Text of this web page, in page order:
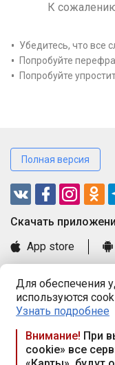
Для обеспечения
используются
Узнать подробнее
Внимание! При
cookie» все
К
Убедитесь, что все
Попробуйте
Попробуйте
Полная версия
Cкачать
App store
Книга замечаний и
Правила и документы
Praca.by ©
Республика
117а, пом. № 9.